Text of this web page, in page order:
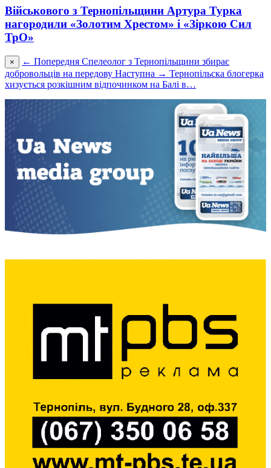
Військового з Тернопільщини Артура Турка
нагородили «Золотим Хрестом» і «Зіркою Сил
ТрО»
× ← Попередня Спелеолог з Тернопільщини збирає
добровольців на передову Наступна → Тернопільска блогерка
хизується розкішним відпочинком на Балі в…